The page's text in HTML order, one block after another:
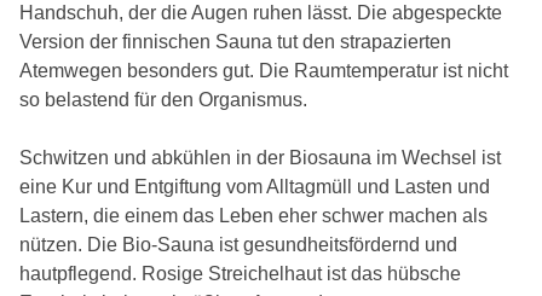
Handschuh, der die Augen ruhen lässt. Die abgespeckte
Version der finnischen Sauna tut den strapazierten
Atemwegen besonders gut. Die Raumtemperatur ist nicht
so belastend für den Organismus.
Schwitzen und abkühlen in der Biosauna im Wechsel ist
eine Kur und Entgiftung vom Alltagmüll und Lasten und
Lastern, die einem das Leben eher schwer machen als
nützen. Die Bio-Sauna ist gesundheitsfördernd und
hautpflegend. Rosige Streichelhaut ist das hübsche